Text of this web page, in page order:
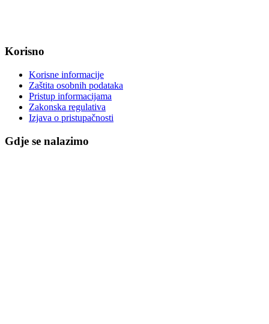
Korisno
Korisne informacije
Zaštita osobnih podataka
Pristup informacijama
Zakonska regulativa
Izjava o pristupačnosti
Gdje se nalazimo